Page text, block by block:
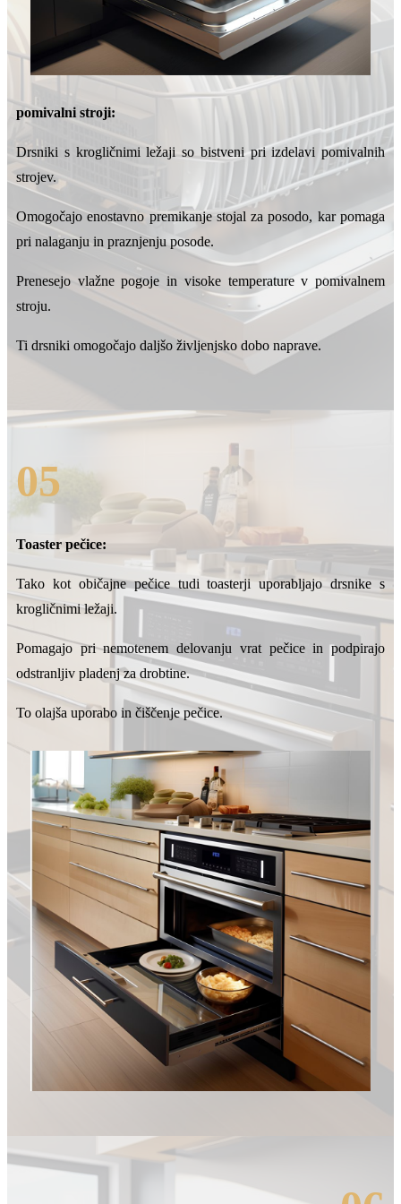
pomivalni stroji:
Drsniki s krogličnimi ležaji so bistveni pri izdelavi pomivalnih
strojev.
Omogočajo enostavno premikanje stojal za posodo, kar pomaga
pri nalaganju in praznjenju posode.
Prenesejo vlažne pogoje in visoke temperature v pomivalnem
stroju.
Ti drsniki omogočajo daljšo življenjsko dobo naprave.
05
Toaster pečice:
Tako kot običajne pečice tudi toasterji uporabljajo drsnike s
krogličnimi ležaji.
Pomagajo pri nemotenem delovanju vrat pečice in podpirajo
odstranljiv pladenj za drobtine.
To olajša uporabo in čiščenje pečice.